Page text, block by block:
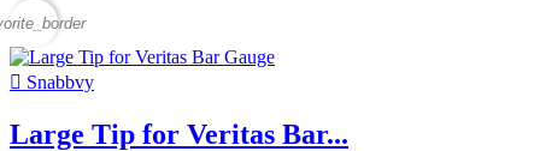
 Snabbvy
Large Tip for Veritas Bar...